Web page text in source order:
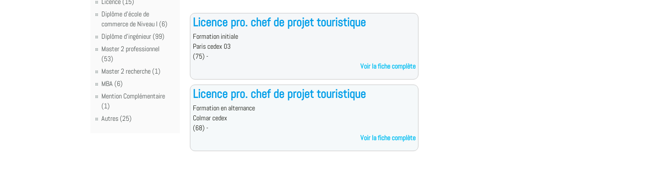
Diplôme d'école de
commerce de Niveau I (6)
Diplôme d'ingénieur (99)
Master 2 professionnel
(53)
Master 2 recherche (1)
MBA (6)
Mention Complémentaire
(1)
Autres (25)
Licence pro. chef de projet touristique
Formation initiale
Paris cedex 03
(75) -
Voir la fiche complète
Licence pro. chef de projet touristique
Formation en alternance
Colmar cedex
(68) -
Voir la fiche complète